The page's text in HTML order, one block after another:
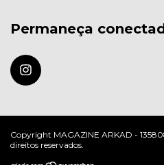
Permaneça
Copyright MAGAZINE ARKAD -
direitos reservados.